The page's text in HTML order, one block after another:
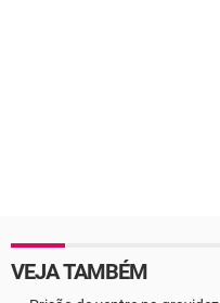
VEJA TAMBÉM